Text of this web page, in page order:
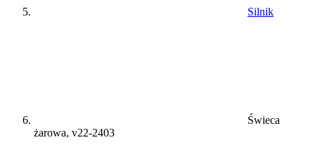
Silnik
Świeca
żarowa, v22-2403